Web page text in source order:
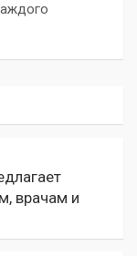
врачам и